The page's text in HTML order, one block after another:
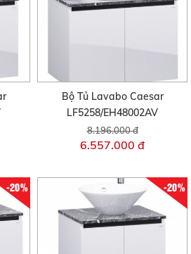
Bộ Tủ Lavabo Caesar
LF5258/EH48002AV
8.196.000 đ
6.557.000 đ
-20% -20%